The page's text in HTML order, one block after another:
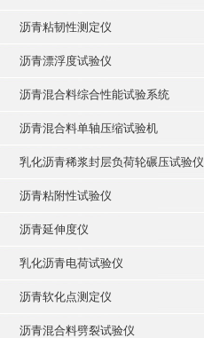
沥青粘韧性测定仪
沥青漂浮度试验仪
沥青混合料综合性能试验系统
沥青混合料单轴压缩试验机
乳化沥青稀浆封层负荷轮碾压试验仪
沥青粘附性试验仪
沥青延伸度仪
乳化沥青电荷试验仪
沥青软化点测定仪
沥青混合料劈裂试验仪